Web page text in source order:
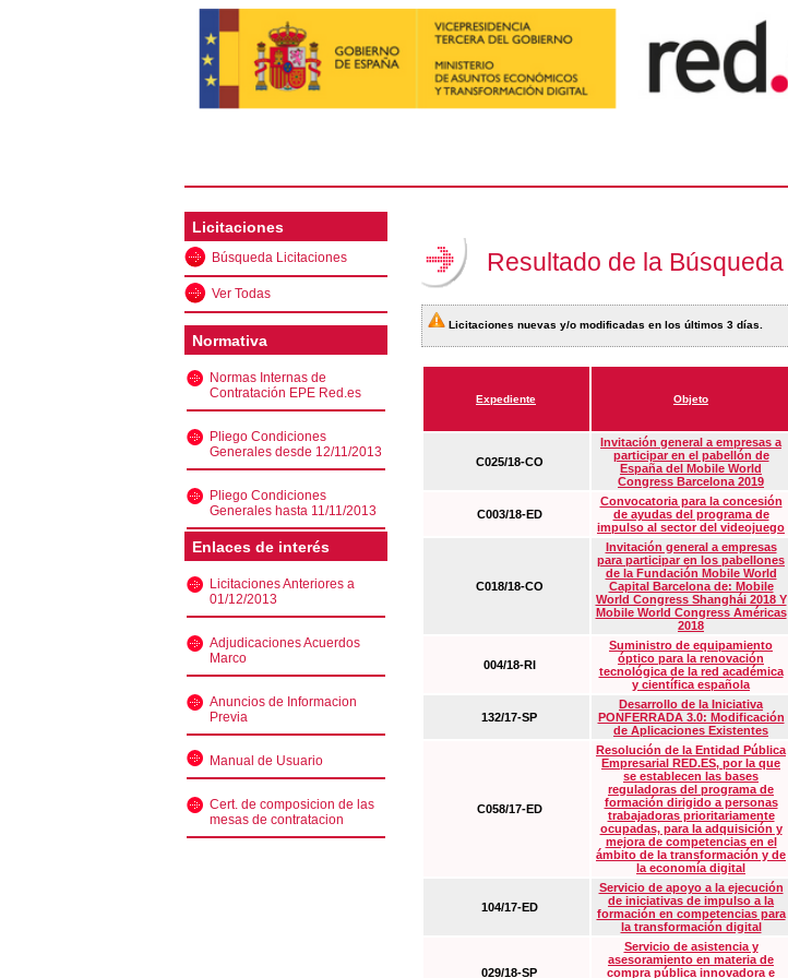
Licitaciones
Búsqueda Licitaciones
Ver Todas
Normativa
Normas Internas de
Contratación EPE Red.es
Pliego Condiciones
Generales desde 12/11/2013
Pliego Condiciones
Generales hasta 11/11/2013
Enlaces de interés
Licitaciones Anteriores a
01/12/2013
Adjudicaciones Acuerdos
Marco
Anuncios de Informacion
Previa
Manual de Usuario
Cert. de composicion de las
mesas de contratacion
Resultado de la Búsqueda
Licitaciones nuevas y/o modificadas en los últimos 3 días.
Expediente Objeto
C025/18-CO
Invitación general a empresas a
participar en el pabellón de
España del Mobile World
Congress Barcelona 2019
C003/18-ED
Convocatoria para la concesión
de ayudas del programa de
impulso al sector del videojuego
C018/18-CO
Invitación general a empresas
para participar en los pabellones
de la Fundación Mobile World
Capital Barcelona de: Mobile
World Congress Shanghái 2018 Y
Mobile World Congress Américas
2018
004/18-RI
Suministro de equipamiento
óptico para la renovación
tecnológica de la red académica
y científica española
132/17-SP
Desarrollo de la Iniciativa
PONFERRADA 3.0: Modificación
de Aplicaciones Existentes
C058/17-ED
Resolución de la Entidad Pública
Empresarial RED.ES, por la que
se establecen las bases
reguladoras del programa de
formación dirigido a personas
trabajadoras prioritariamente
ocupadas, para la adquisición y
mejora de competencias en el
ámbito de la transformación y de
la economía digital
104/17-ED
Servicio de apoyo a la ejecución
de iniciativas de impulso a la
formación en competencias para
la transformación digital
029/18-SP
Servicio de asistencia y
asesoramiento en materia de
compra pública innovadora e